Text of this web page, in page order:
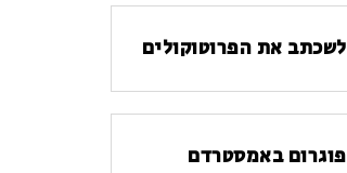
לשכתב את הפרוטוקולים
פוגרום באמסטרדם